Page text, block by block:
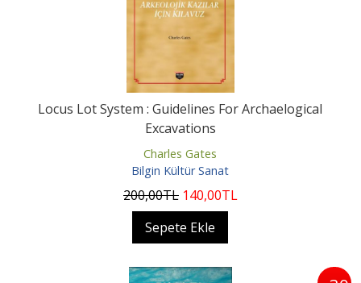
Locus Lot System : Guidelines For Archaelogical
Excavations
Charles Gates
Bilgin Kültür Sanat
200,00TL 140,00TL
Sepete Ekle